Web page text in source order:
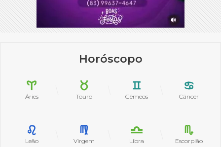
Horóscopo
Áries Touro Gêmeos Câncer
Leão Virgem Libra Escorpião